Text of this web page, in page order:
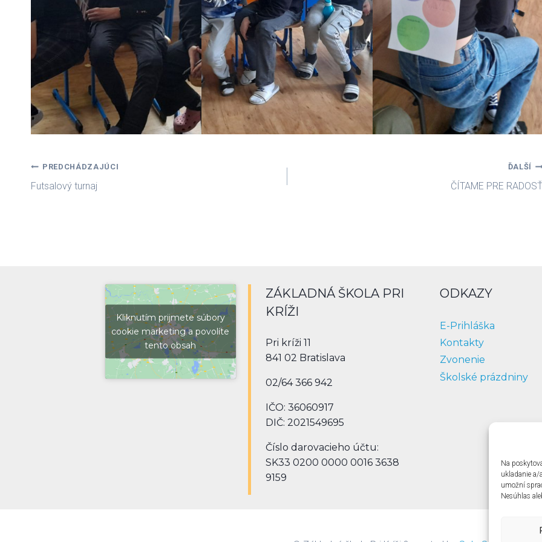
Na
ukladanie
umožní
Nesúhlas
Navigácia
v
PREDCHÁDZAJÚCI
Futsalový turnaj
ĎALŠÍ
ČÍTAME PRE
Kliknutím prijmete súbory
cookie marketing a povolíte
tento obsah
ZÁKLADNÁ ŠKOLA PRI
KRÍŽI
Pri kríži 11
841 02 Bratislava
02/64 366 942
IČO: 36060917
DIČ: 2021549695
Číslo darovacieho účtu:
SK33 0200 0000 0016 3638
9159
ODKAZY
E-Prihláška
Kontakty
Zvonenie
Školské prázdniny